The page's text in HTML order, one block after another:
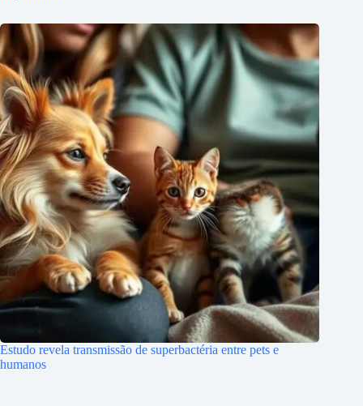
Estudo revela transmissão de superbactéria entre pets e
humanos